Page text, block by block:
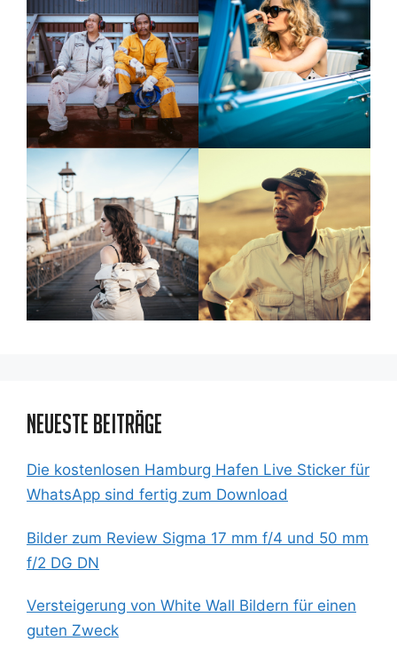
Neueste Beiträge
Die kostenlosen Hamburg Hafen Live Sticker für
WhatsApp sind fertig zum Download
Bilder zum Review Sigma 17 mm f/4 und 50 mm
f/2 DG DN
Versteigerung von White Wall Bildern für einen
guten Zweck